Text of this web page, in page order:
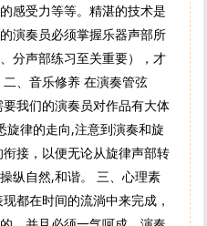
感受力等等。精湛的技术是
演奏员必须掌握乐器声部所
分声部练习至关重要），才
、音乐修养 在演奏管弦
我们的演奏员对作品有大体
旋律的走向,注意到演奏和旋
接，以便无论从旋律声部转
纵自然,和谐。 三、心理素
都在时间的流淌中来完成，